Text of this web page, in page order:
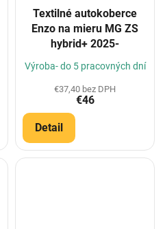
Textilné autokoberce
Enzo na mieru MG ZS
hybrid+ 2025-
Výroba- do 5 pracovných dní
€37,40 bez DPH
€46
Detail